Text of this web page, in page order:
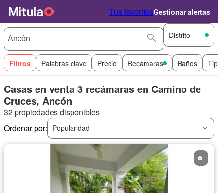
Tus favoritosGestionar alertas
Distrito
Filtros Palabras clave Precio Recámaras Baños
Casas en venta 3 recámaras en Camino de
Cruces, Ancón
32 propiedades disponibles
Ordenar por:
Popularidad